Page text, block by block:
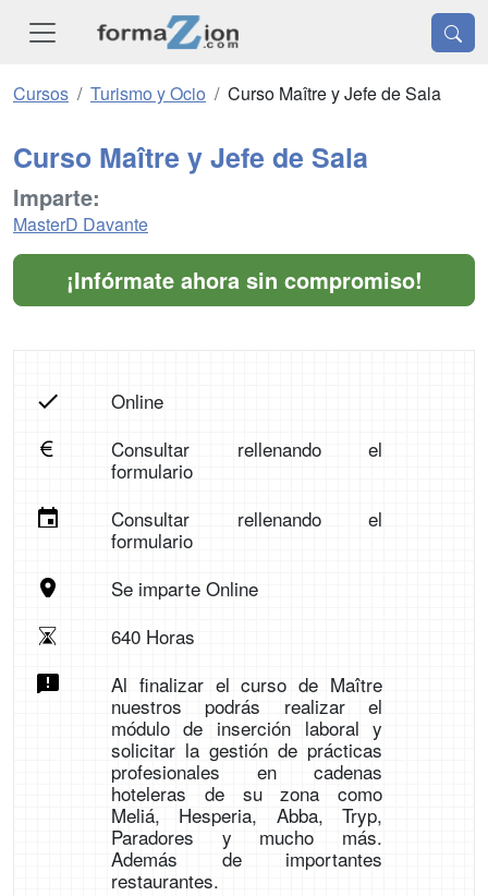
Cursos Turismo y Ocio Curso Maître y Jefe de Sala
Curso Maître y Jefe de Sala
Imparte:
MasterD Davante
¡Infórmate ahora sin compromiso!
Online
Consultar rellenando el
formulario
Consultar rellenando el
formulario
Se imparte Online
640 Horas
Al finalizar el curso de Maître
nuestros podrás realizar el
módulo de inserción laboral y
solicitar la gestión de prácticas
profesionales en cadenas
hoteleras de su zona como
Meliá, Hesperia, Abba, Tryp,
Paradores y mucho más.
Además de importantes
restaurantes.